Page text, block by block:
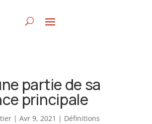
partie de sa
principale
| Avr 9, 2021 | Définitions